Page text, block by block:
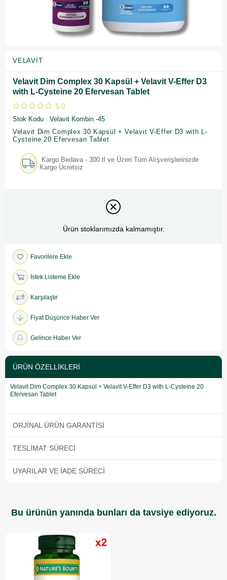
VELAVIT
Velavit Dim Complex 30 Kapsül + Velavit V-Effer D3
with L-Cysteine 20 Efervesan Tablet
5.0
Stok Kodu
Velavit Kombin -45
Velavit Dim Complex 30 Kapsül + Velavit V-Effer D3 with L-
Cysteine 20 Efervesan Tablet
Kargo Bedava - 300 tl ve Üzeri Tüm Alışverişlerinizde
Kargo Ücretsiz
Ürün stoklarımızda kalmamıştır.
Favorilere Ekle
İstek Listeme Ekle
Karşılaştır
Fiyat Düşünce Haber Ver
Gelince Haber Ver
ÜRÜN ÖZELLIKLERI
Velavit Dim Complex 30 Kapsül + Velavit V-Effer D3 with L-Cysteine 20
Efervesan Tablet
ORJINAL ÜRÜN GARANTISI
TESLIMAT SÜRECI
UYARILAR VE İADE SÜRECI
Bu ürünün yanında bunları da tavsiye ediyoruz.